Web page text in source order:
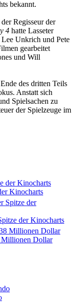
bekannt.
Regisseur der
4 hatte Lasseter
Unkrich und Pete
gearbeitet
und Will
des dritten Teils
Anstatt sich
Spielsachen zu
der Spielzeuge im
Kinocharts
der Kinocharts
Millionen Dollar